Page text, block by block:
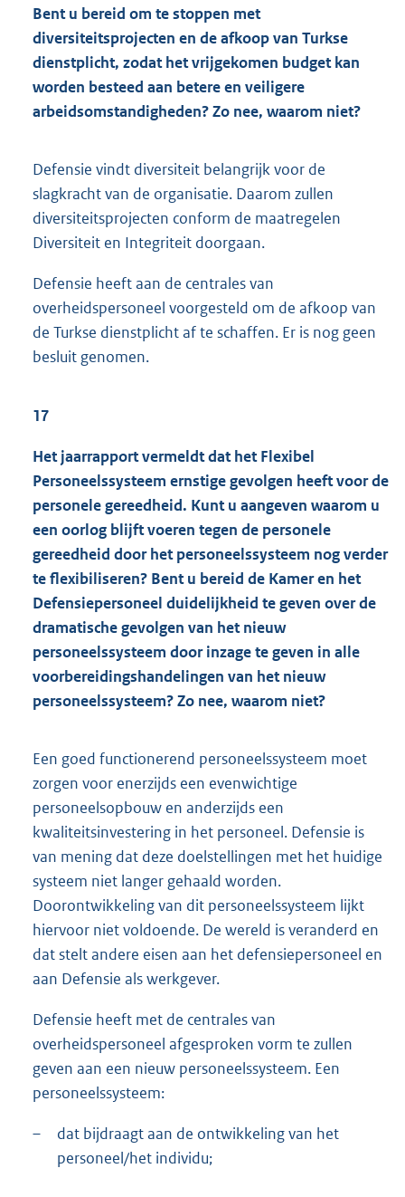
Bent u bereid om te stoppen met
diversiteitsprojecten en de afkoop van Turkse
dienstplicht, zodat het vrijgekomen budget kan
worden besteed aan betere en veiligere
arbeidsomstandigheden? Zo nee, waarom niet?
Defensie vindt diversiteit belangrijk voor de
slagkracht van de organisatie. Daarom zullen
diversiteitsprojecten conform de maatregelen
Diversiteit en Integriteit doorgaan.
Defensie heeft aan de centrales van
overheidspersoneel voorgesteld om de afkoop van
de Turkse dienstplicht af te schaffen. Er is nog geen
besluit genomen.
17
Het jaarrapport vermeldt dat het Flexibel
Personeelssysteem ernstige gevolgen heeft voor de
personele gereedheid. Kunt u aangeven waarom u
een oorlog blijft voeren tegen de personele
gereedheid door het personeelssysteem nog verder
te flexibiliseren? Bent u bereid de Kamer en het
Defensiepersoneel duidelijkheid te geven over de
dramatische gevolgen van het nieuw
personeelssysteem door inzage te geven in alle
voorbereidingshandelingen van het nieuw
personeelssysteem? Zo nee, waarom niet?
Een goed functionerend personeelssysteem moet
zorgen voor enerzijds een evenwichtige
personeelsopbouw en anderzijds een
kwaliteitsinvestering in het personeel. Defensie is
van mening dat deze doelstellingen met het huidige
systeem niet langer gehaald worden.
Doorontwikkeling van dit personeelssysteem lijkt
hiervoor niet voldoende. De wereld is veranderd en
dat stelt andere eisen aan het defensiepersoneel en
aan Defensie als werkgever.
Defensie heeft met de centrales van
overheidspersoneel afgesproken vorm te zullen
geven aan een nieuw personeelssysteem. Een
personeelssysteem:
–
dat bijdraagt aan de ontwikkeling van het
personeel/het individu;